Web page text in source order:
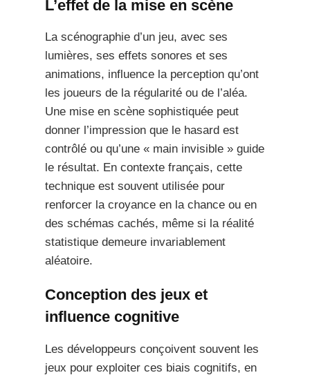
L’effet de la mise en scène
La scénographie d’un jeu, avec ses
lumières, ses effets sonores et ses
animations, influence la perception qu’ont
les joueurs de la régularité ou de l’aléa.
Une mise en scène sophistiquée peut
donner l’impression que le hasard est
contrôlé ou qu’une « main invisible » guide
le résultat. En contexte français, cette
technique est souvent utilisée pour
renforcer la croyance en la chance ou en
des schémas cachés, même si la réalité
statistique demeure invariablement
aléatoire.
Conception des jeux et
influence cognitive
Les développeurs conçoivent souvent les
jeux pour exploiter ces biais cognitifs, en